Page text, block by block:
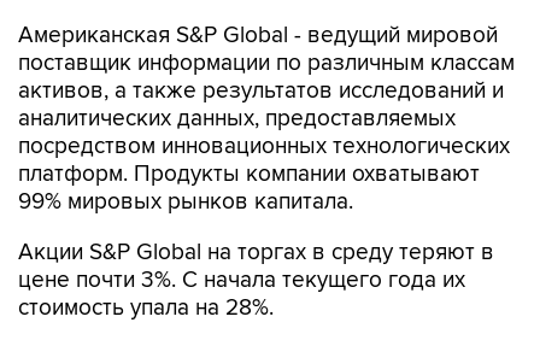
Американская S&P Global - ведущий мировой
поставщик информации по различным классам
активов, а также результатов исследований и
аналитических данных, предоставляемых
посредством инновационных технологических
платформ. Продукты компании охватывают
99% мировых рынков капитала.
Акции S&P Global на торгах в среду теряют в
цене почти 3%. С начала текущего года их
стоимость упала на 28%.